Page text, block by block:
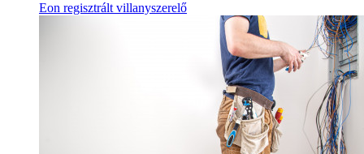
Eon regisztrált villanyszerelő